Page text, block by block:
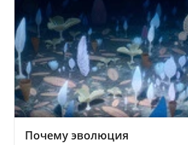
Почему эволюция